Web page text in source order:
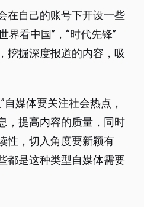
在自己的账号下开设一些
界看中国”，“时代先锋”
挖掘深度报道的内容，吸
自媒体要关注社会热点，
，提高内容的质量，同时
性，切入角度要新颖有
都是这种类型自媒体需要